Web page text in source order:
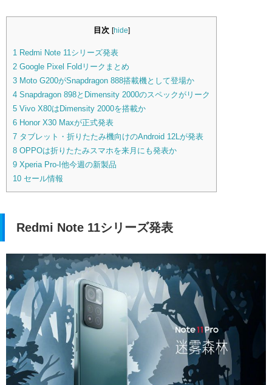
目次 [hide]
1 Redmi Note 11シリーズ発表
2 Google Pixel Foldリークまとめ
3 Moto G200がSnapdragon 888搭載機として登場か
4 Snapdragon 898とDimensity 2000のスペックがリーク
5 Vivo X80はDimensity 2000を搭載か
6 Honor X30 Maxが正式発表
7 タブレット・折りたたみ機向けのAndroid 12Lが発表
8 OPPOは折りたたみスマホを来月にも発表か
9 Xperia Pro-I他今週の新製品
10 セール情報
Redmi Note 11シリーズ発表